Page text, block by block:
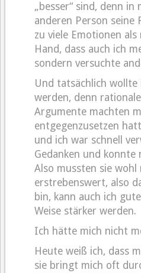
„besser“ sind, denn
anderen Person
zu viele Emotionen
Hand, dass auch ich
sondern versuchte
Und tatsächlich
werden, denn
Argumente machten
entgegenzusetzen
und ich war schnell
Gedanken und konnte
Also mussten sie
erstrebenswert, also
bin, kann auch ich
Weise stärker werden.
Ich hätte mich nicht
Heute weiß ich, dass
sie bringt mich oft